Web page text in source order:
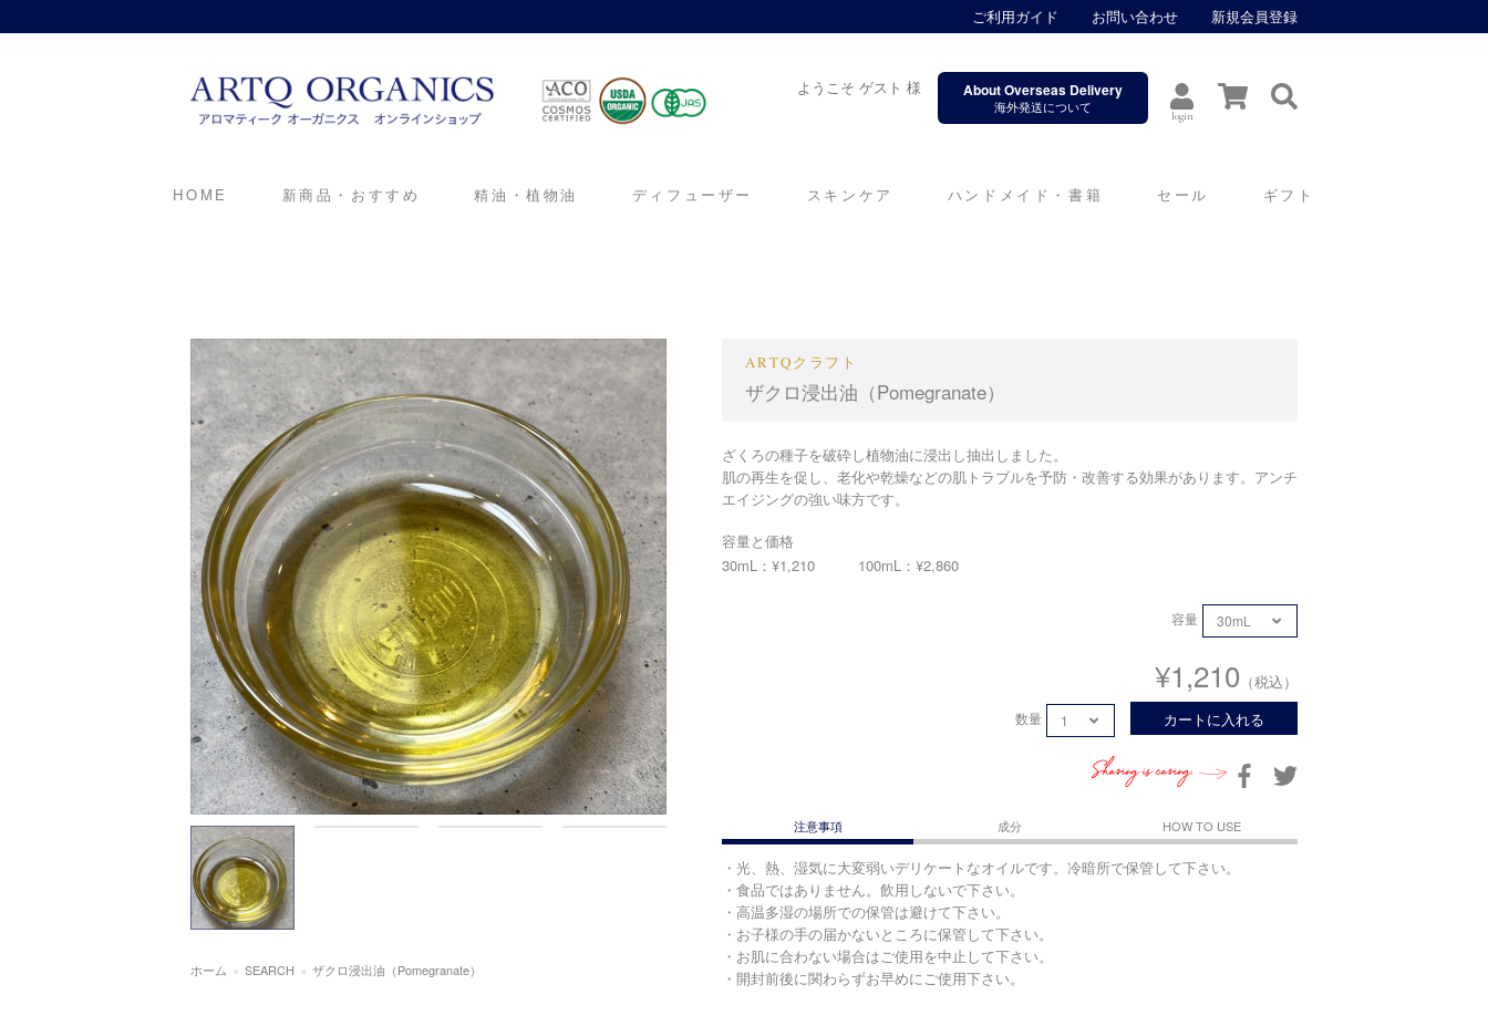
ご利用ガイド お問い合わせ 新規会員登録
ようこそ ゲスト 様 About Overseas Delivery
海外発送について
login
HOME 新商品・おすすめ 精油・植物油 ディフューザー スキンケア ハンドメイド・書籍 セール ギフト
ホーム » SEARCH » ザクロ浸出油（Pomegranate）
ARTQクラフト
ザクロ浸出油（Pomegranate）
ざくろの種子を破砕し植物油に浸出し抽出しました。
肌の再生を促し、老化や乾燥などの肌トラブルを予防・改善する効果があります。アンチ
エイジングの強い味方です。
容量と価格
30mL：¥1,210
100mL：¥2,860
容量
¥1,210 （税込）
数量 カートに入れる
注意事項 成分 HOW TO USE
・光、熱、湿気に大変弱いデリケートなオイルです。冷暗所で保管して下さい。
・食品ではありません。飲用しないで下さい。
・高温多湿の場所での保管は避けて下さい。
・お子様の手の届かないところに保管して下さい。
・お肌に合わない場合はご使用を中止して下さい。
・開封前後に関わらずお早めにご使用下さい。